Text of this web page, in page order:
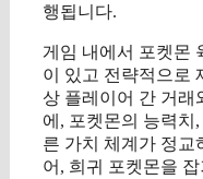
행됩니다.
게임 내에서 포켓몬
이 있고 전략적으로
상 플레이어 간 거래
에, 포켓몬의 능력치
른 가치 체계가 정교
어, 희귀 포켓몬을